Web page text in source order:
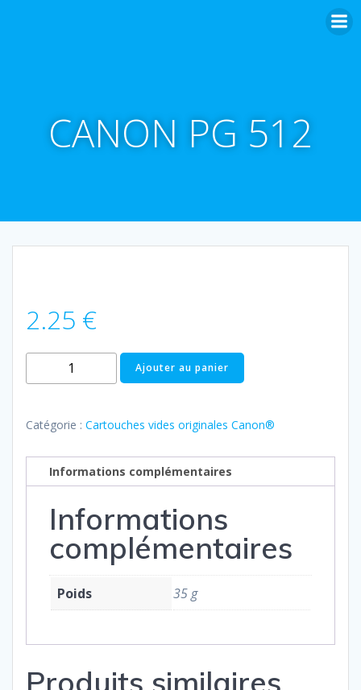
CANON PG 512
2.25 €
quantité
de
PG
Ajouter au panier
Catégorie : Cartouches vides originales Canon®
Informations complémentaires
Informations
complémentaires
Poids 35 g
Produits similaires